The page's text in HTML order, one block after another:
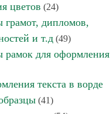
цветов (24)
дипломов,
и т.д(49)
для оформления
текста в ворде
(41)